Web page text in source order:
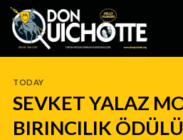
TODAY
SEVKET YALAZ
BIRINCILIK